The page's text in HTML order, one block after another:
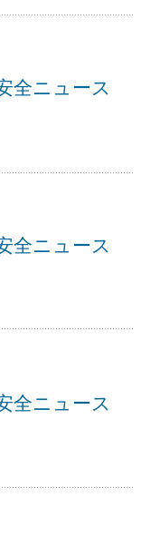
全ニュース
全ニュース
全ニュース